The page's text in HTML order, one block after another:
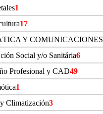
1
17
Y COMUNICACIONES
Social y/o Sanitária6
Profesional y CAD49
1
Climatización3